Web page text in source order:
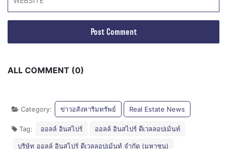
ALL COMMENT (0)
Category: ข่าวอสังหาริมทรัพย์ Real Estate News
Tag: ออลล์ อินสไปร์ ออลล์ อินสไปร์ ดีเวลลอปเม้นท์
บริษัท ออลล์ อินสไปร์ ดีเวลลอปเม้นท์ จำกัด (มหาชน)